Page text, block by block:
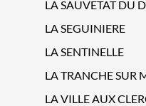
LA SAUVETAT DU
LA SEGUINIERE
LA SENTINELLE
LA TRANCHE SUR
LA VILLE AUX